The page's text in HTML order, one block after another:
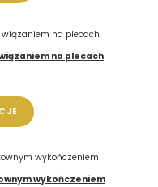
na plecach
wykończeniem